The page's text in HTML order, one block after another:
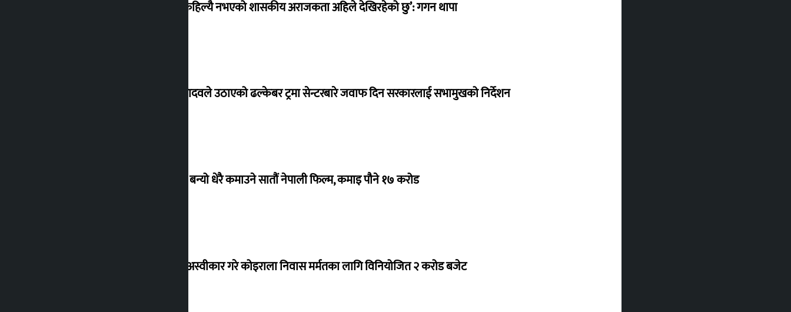
‘देशमा कहिल्यै नभएको शासकीय अराजकता अहिले देखिरहेको छु’: गगन थापा
सांसद यादवले उठाएको ढल्केबर ट्रमा सेन्टरबारे जवाफ दिन सरकारलाई सभामुखको निर्देशन
‘गौंथली’ बन्यो धेरै कमाउने सातौं नेपाली फिल्म, कमाइ पौने १७ करोड
शेखरले अस्वीकार गरे कोइराला निवास मर्मतका लागि विनियोजित २ करोड बजेट